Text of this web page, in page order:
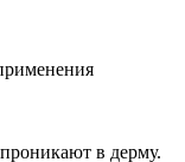
в дерму.